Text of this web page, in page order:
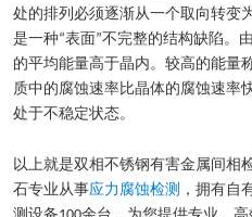
处的排列必须逐渐从一个取向转变
是一种“表面”不完整的结构缺陷。
的平均能量高于晶内。较高的能量
质中的腐蚀速率比晶体的腐蚀速率
处于不稳定状态。
以上就是双相不锈钢有害金属间相
石专业从事应力腐蚀检测 ，拥有自